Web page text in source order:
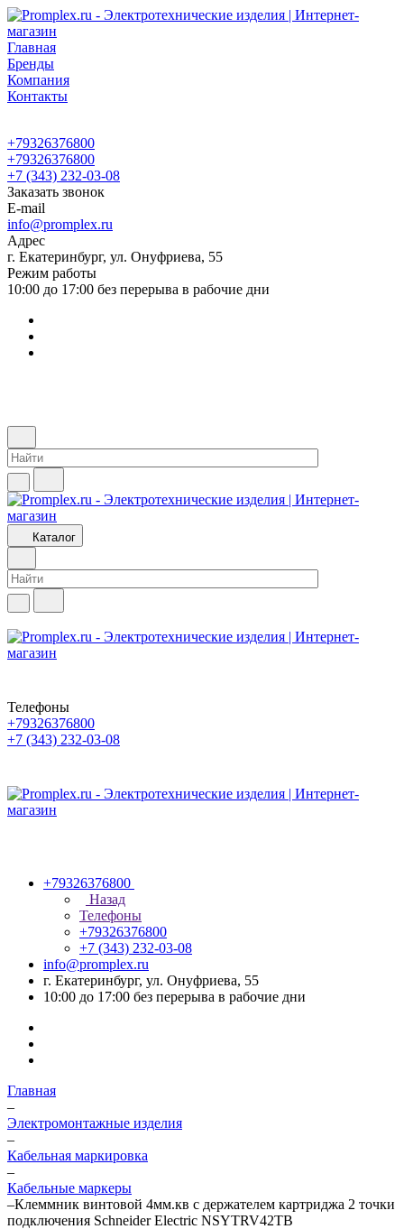
Главная
Бренды
Компания
Контакты
+79326376800
+79326376800
+7 (343) 232-03-08
Заказать звонок
E-mail
info@promplex.ru
Адрес
г. Екатеринбург, ул. Онуфриева, 55
Режим работы
10:00 до 17:00 без перерыва в рабочие дни
Каталог
Телефоны
+79326376800
+7 (343) 232-03-08
+79326376800
Назад
Телефоны
+79326376800
+7 (343) 232-03-08
info@promplex.ru
г. Екатеринбург, ул. Онуфриева, 55
10:00 до 17:00 без перерыва в рабочие дни
Главная
–
Электромонтажные изделия
–
Кабельная маркировка
–
Кабельные маркеры
–Клеммник винтовой 4мм.кв с держателем картриджа 2 точки
подключения Schneider Electric NSYTRV42TB